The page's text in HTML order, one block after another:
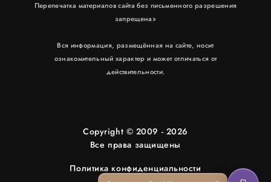
Перепечатка материалов сайта без письменного разрешения
запрещена»
Вся информация, размещённая на сайте, носит
ознакомительный характер и может отличаться от
действительности.
Copyright © 2009 - 2026
Все права защищены
Политика конфиденциальности